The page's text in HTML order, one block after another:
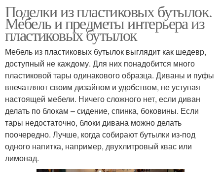
Поделки из пластиковых бутылок.
Мебель и предметы интерьера из
пластиковых бутылок
Мебель из пластиковых бутылок выглядит как шедевр,
доступный не каждому. Для них понадобится много
пластиковой тары одинакового образца. Диваны и пуфы
впечатляют своим дизайном и удобством, не уступая
настоящей мебели. Ничего сложного нет, если диван
делать по блокам – сидение, спинка, боковины. Если
тары недостаточно, блоки дивана можно делать
поочередно. Лучше, когда собирают бутылки из-под
одного напитка, например, двухлитровый квас или
лимонад.